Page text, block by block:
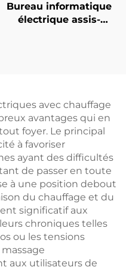
Bureau informatique
électrique assis-
avec chauffage
avantages qui en
foyer. Le principal
à favoriser
ayant des difficultés
de passer en toute
à une position debout
du chauffage et du
significatif aux
chroniques telles
ou les tensions
aux utilisateurs de